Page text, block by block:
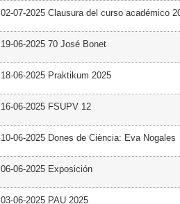
02-07-2025 Clausura del curso académico
19-06-2025 70 José Bonet
18-06-2025 Praktikum 2025
16-06-2025 FSUPV 12
10-06-2025 Dones de Ciència: Eva Nogales
06-06-2025 Exposición
03-06-2025 PAU 2025